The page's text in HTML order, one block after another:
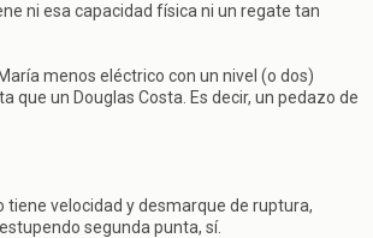
ni esa capacidad física ni un regate tan
menos eléctrico con un nivel (o dos)
que un Douglas Costa. Es decir, un pedazo de
tiene velocidad y desmarque de ruptura,
segunda punta, sí.